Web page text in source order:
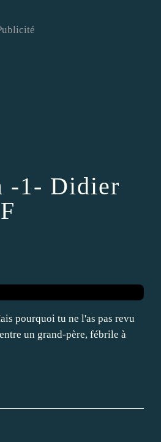
-1- Didier
pourquoi tu ne l'as pas revu
un grand-père, fébrile à